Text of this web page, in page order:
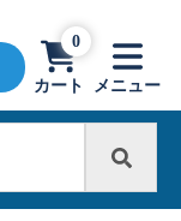
カート
0
メニュー